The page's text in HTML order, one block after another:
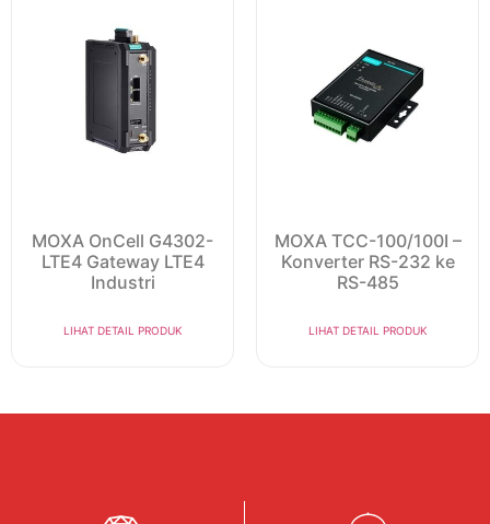
MOXA OnCell G4302-
LTE4 Gateway LTE4
Industri
LIHAT DETAIL PRODUK
MOXA TCC-100/100I –
Konverter RS-232 ke
RS-485
LIHAT DETAIL PRODUK